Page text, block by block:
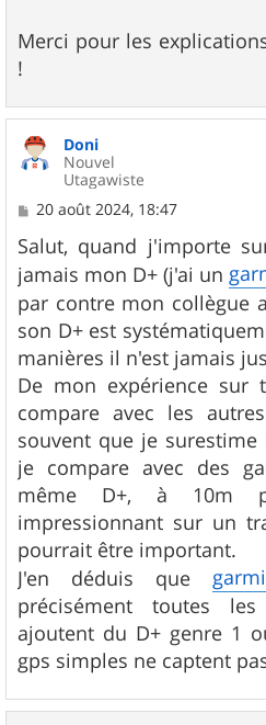
Merci pour les
!
Doni
Nouvel
Utagawiste
M
s
s
a
g
e
20 août 2024, 18:47
Salut, quand j'importe
jamais mon D+ (j'ai un
par contre mon collègue
son D+ est
manières il n'est jamais
De mon expérience sur
compare avec les
souvent que je
je compare avec des
même D+, à 10m
impressionnant sur un
pourrait être important.
J'en déduis que
précisément toutes
ajoutent du D+ genre 1
gps simples ne captent